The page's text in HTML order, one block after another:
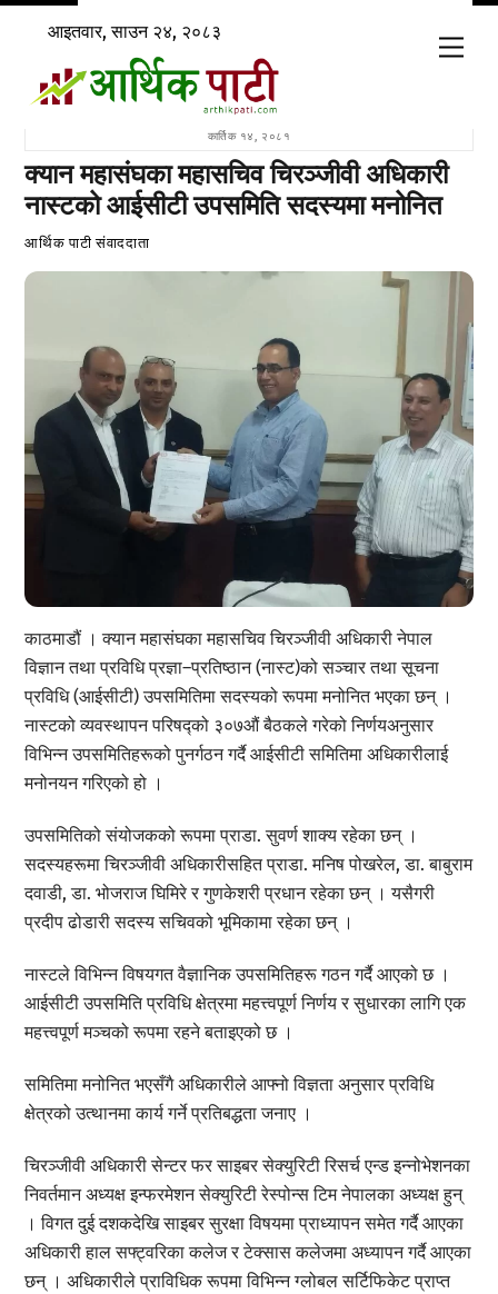
Skip
content
आइतवार, साउन २४, २०८३
कार्तिक १४, २०८१
क्यान महासंघका महासचिव चिरञ्जीवी अधिकारी
नास्टको आईसीटी उपसमिति सदस्यमा मनोनित
आर्थिक पाटी संवाददाता
काठमाडौं । क्यान महासंघका महासचिव चिरञ्जीवी अधिकारी नेपाल
विज्ञान तथा प्रविधि प्रज्ञा–प्रतिष्ठान (नास्ट)को सञ्चार तथा सूचना
प्रविधि (आईसीटी) उपसमितिमा सदस्यको रूपमा मनोनित भएका छन् ।
नास्टको व्यवस्थापन परिषद्को ३०७औं बैठकले गरेको निर्णयअनुसार
विभिन्न उपसमितिहरूको पुनर्गठन गर्दै आईसीटी समितिमा अधिकारीलाई
मनोनयन गरिएको हो ।
उपसमितिको संयोजकको रूपमा प्राडा. सुवर्ण शाक्य रहेका छन् ।
सदस्यहरूमा चिरञ्जीवी अधिकारीसहित प्राडा. मनिष पोखरेल, डा. बाबुराम
दवाडी, डा. भोजराज घिमिरे र गुणकेशरी प्रधान रहेका छन् । यसैगरी
प्रदीप ढोडारी सदस्य सचिवको भूमिकामा रहेका छन् ।
नास्टले विभिन्न विषयगत वैज्ञानिक उपसमितिहरू गठन गर्दै आएको छ ।
आईसीटी उपसमिति प्रविधि क्षेत्रमा महत्त्वपूर्ण निर्णय र सुधारका लागि एक
महत्त्वपूर्ण मञ्चको रूपमा रहने बताइएको छ ।
समितिमा मनोनित भएसँगै अधिकारीले आफ्नो विज्ञता अनुसार प्रविधि
क्षेत्रको उत्थानमा कार्य गर्ने प्रतिबद्धता जनाए ।
चिरञ्जीवी अधिकारी सेन्टर फर साइबर सेक्युरिटी रिसर्च एन्ड इन्नोभेशनका
निवर्तमान अध्यक्ष इन्फरमेशन सेक्युरिटी रेस्पोन्स टिम नेपालका अध्यक्ष हुन्
। विगत दुई दशकदेखि साइबर सुरक्षा विषयमा प्राध्यापन समेत गर्दै आएका
अधिकारी हाल सफ्ट्वरिका कलेज र टेक्सास कलेजमा अध्यापन गर्दै आएका
छन् । अधिकारीले प्राविधिक रूपमा विभिन्न ग्लोबल सर्टिफिकेट प्राप्त